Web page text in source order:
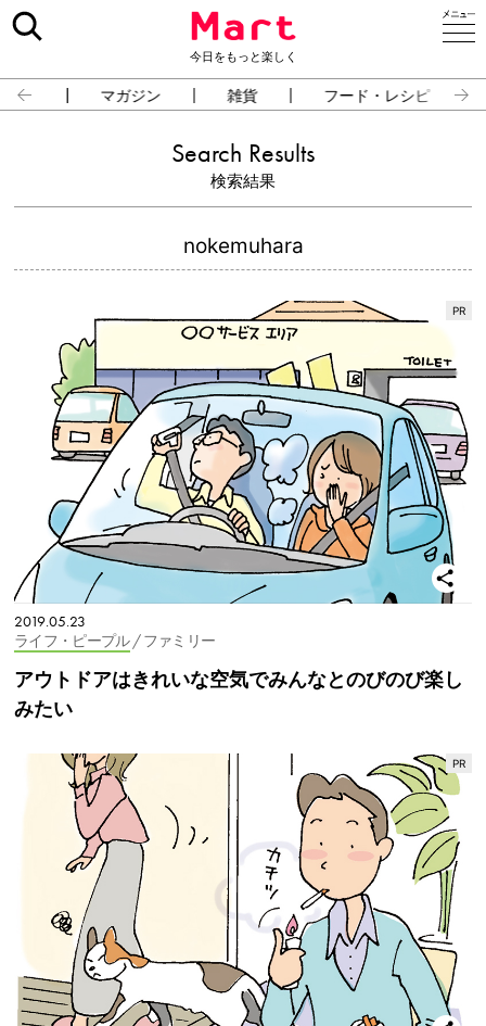
今日をもっと楽しく
占い マガジン 雑貨 フード・レシピ
Search Results
検索結果
nokemuhara
2019.05.23
ライフ・ピープル/ ファミリー
アウトドアはきれいな空気でみんなとのびのび楽し
みたい